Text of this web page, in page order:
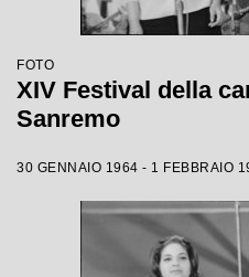
FOTO
XIV Festival della
Sanremo
30 GENNAIO 1964 - 1 FEBBRAIO